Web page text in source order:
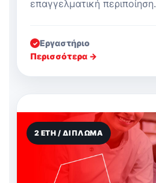
επαγγελματική περιποίηση.
✓ Εργαστήριο
Περισσότερα →
2 ΈΤΗ / ΔΊΠΛΩΜΑ